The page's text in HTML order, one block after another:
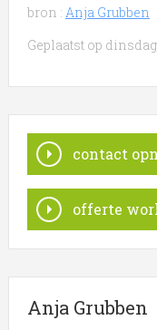
bron : Anja Grubben
Geplaatst op
contact
offerte
Anja Grubben